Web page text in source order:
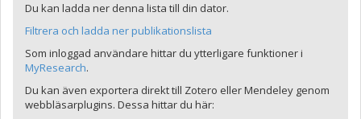
Du kan ladda ner denna lista till din dator.
Filtrera och ladda ner publikationslista
Som inloggad användare hittar du ytterligare funktioner i
MyResearch.
Du kan även exportera direkt till Zotero eller Mendeley genom
webbläsarplugins. Dessa hittar du här: